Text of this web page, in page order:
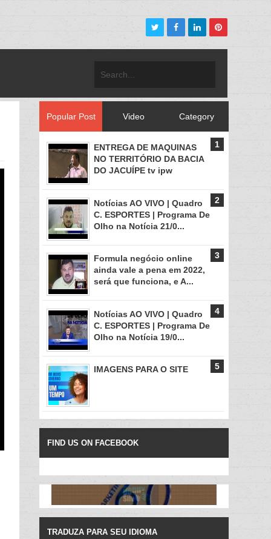
Popular Post Video Category
ENTREGA DE MAQUINAS
NO TERRITÓRIO DA BACIA
DO JACUÍPE tv ipw
Notícias AO VIVO | Quadro
C. ESPORTES | Programa De
Olho na Notícia 21/0...
Formula negócio online
ainda vale a pena em 2022,
será que funciona, e A...
Notícias AO VIVO | Quadro
C. ESPORTES | Programa De
Olho na Notícia 19/0...
IMAGENS PARA O SITE
FIND US ON FACEBOOK
TRADUZA PARA SEU IDIOMA